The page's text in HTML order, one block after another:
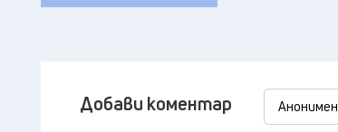
Добави коментар